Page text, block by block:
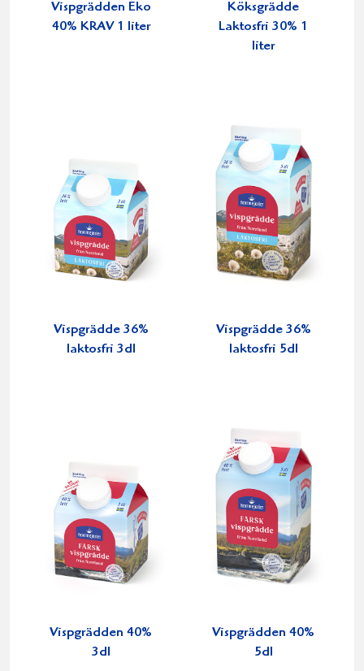
Vispgrädden Eko
40% KRAV 1 liter
Köksgrädde
Laktosfri 30% 1
liter
Vispgrädde 36%
laktosfri 3dl
Vispgrädde 36%
laktosfri 5dl
Vispgrädden 40%
3dl
Vispgrädden 40%
5dl